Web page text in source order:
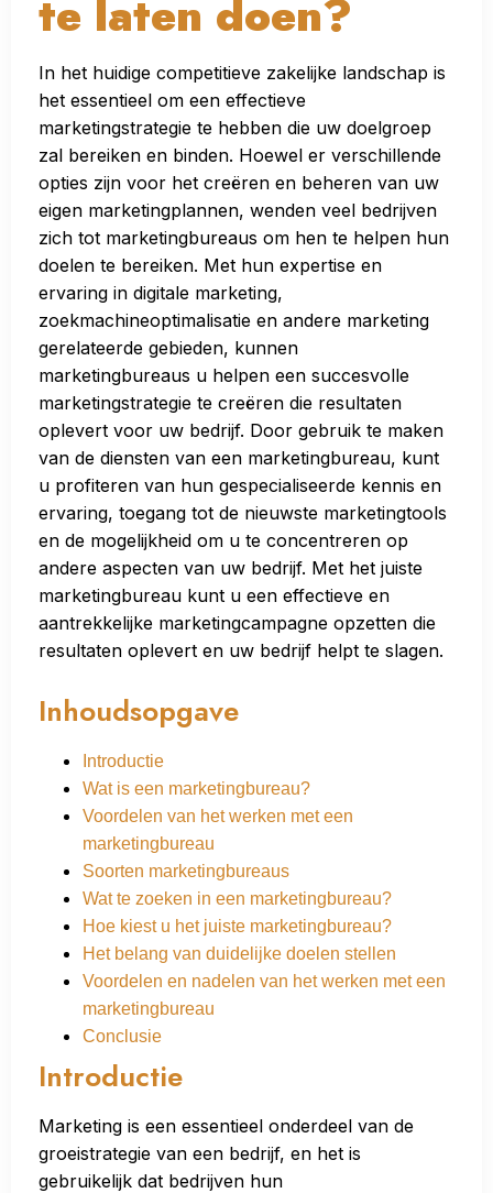
te laten doen?
In het huidige competitieve zakelijke landschap is
het essentieel om een effectieve
marketingstrategie te hebben die uw doelgroep
zal bereiken en binden. Hoewel er verschillende
opties zijn voor het creëren en beheren van uw
eigen marketingplannen, wenden veel bedrijven
zich tot marketingbureaus om hen te helpen hun
doelen te bereiken. Met hun expertise en
ervaring in digitale marketing,
zoekmachineoptimalisatie en andere marketing
gerelateerde gebieden, kunnen
marketingbureaus u helpen een succesvolle
marketingstrategie te creëren die resultaten
oplevert voor uw bedrijf. Door gebruik te maken
van de diensten van een marketingbureau, kunt
u profiteren van hun gespecialiseerde kennis en
ervaring, toegang tot de nieuwste marketingtools
en de mogelijkheid om u te concentreren op
andere aspecten van uw bedrijf. Met het juiste
marketingbureau kunt u een effectieve en
aantrekkelijke marketingcampagne opzetten die
resultaten oplevert en uw bedrijf helpt te slagen.
Inhoudsopgave
Introductie
Wat is een marketingbureau?
Voordelen van het werken met een
marketingbureau
Soorten marketingbureaus
Wat te zoeken in een marketingbureau?
Hoe kiest u het juiste marketingbureau?
Het belang van duidelijke doelen stellen
Voordelen en nadelen van het werken met een
marketingbureau
Conclusie
Introductie
Marketing is een essentieel onderdeel van de
groeistrategie van een bedrijf, en het is
gebruikelijk dat bedrijven hun